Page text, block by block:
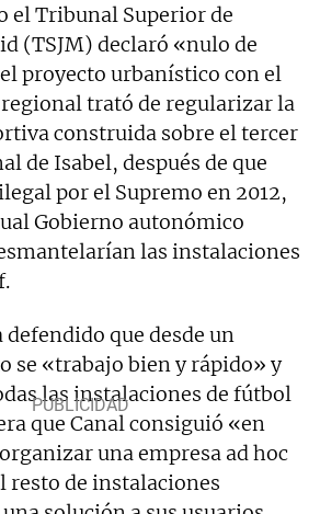
el Tribunal Superior de
(TSJM) declaró «nulo de
proyecto urbanístico con el
trató de regularizar la
construida sobre el tercer
de Isabel, después de que
por el Supremo en 2012,
Gobierno autonómico
las instalaciones
que desde un
se «trabajo bien y rápido» y
las instalaciones de fútbol
que Canal consiguió «en
una empresa ad hoc
resto de instalaciones